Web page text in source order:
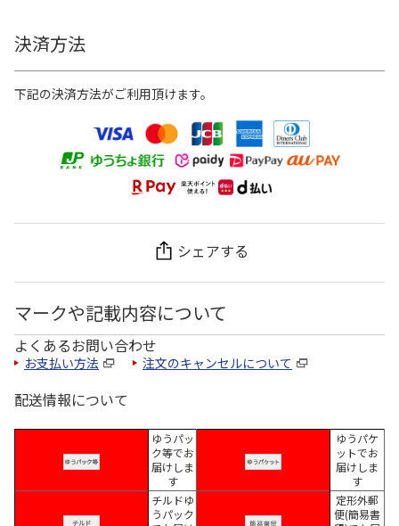
決済方法
下記の決済方法がご利用頂けます。
シェアする
マークや記載内容について
よくあるお問い合わせ
お支払い方法 注文のキャンセルについて
配送情報について
ゆうパッ
ク等でお
届けしま
す
ゆうパケ
ットでお
届けしま
す
チルドゆ
うパック
定形外郵
便(簡易書